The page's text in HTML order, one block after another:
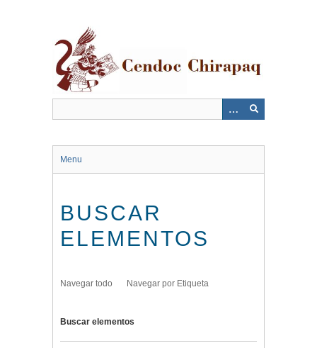
Menu
BUSCAR
ELEMENTOS
Navegar todo Navegar por Etiqueta
Buscar elementos